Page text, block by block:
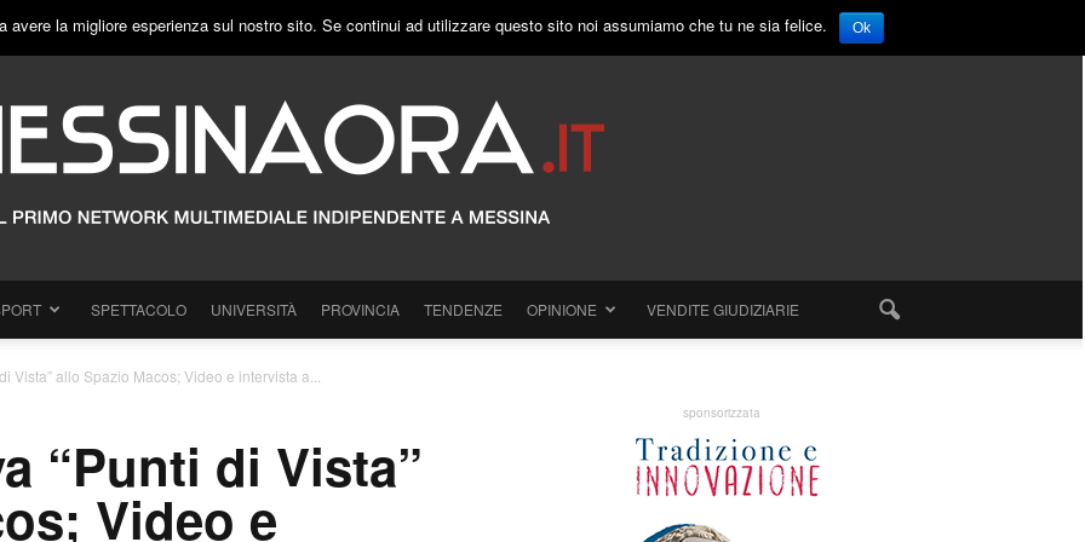
SPETTACOLO UNIVERSITÀ PROVINCIA TENDENZE OPINIONE VENDITE GIUDIZIARIE
Vista” allo Spazio Macos; Video e intervista a...
“Punti di Vista”
Video e
sponsorizzata
la migliore esperienza sul nostro sito. Se continui ad utilizzare questo sito noi assumiamo che tu ne sia felice. Ok